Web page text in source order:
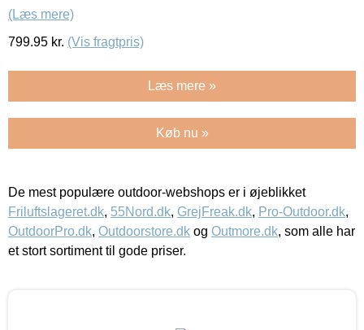
(Læs mere)
799.95 kr. (Vis fragtpris)
Læs mere »
Køb nu »
De mest populære outdoor-webshops er i øjeblikket
Friluftslageret.dk, 55Nord.dk, GrejFreak.dk, Pro-Outdoor.dk,
OutdoorPro.dk, Outdoorstore.dk og Outmore.dk, som alle har
et stort sortiment til gode priser.